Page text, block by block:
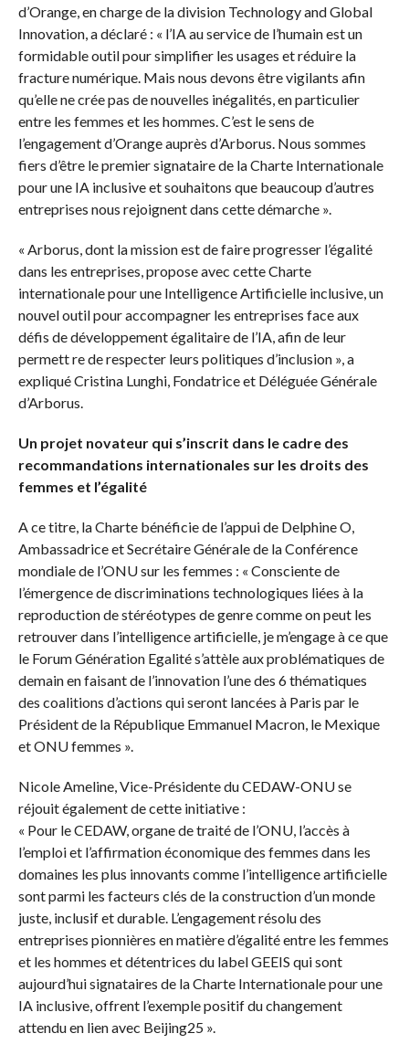
d’Orange, en charge de la division Technology and Global
Innovation, a déclaré : « l’IA au service de l’humain est un
formidable outil pour simplifier les usages et réduire la
fracture numérique. Mais nous devons être vigilants afin
qu’elle ne crée pas de nouvelles inégalités, en particulier
entre les femmes et les hommes. C’est le sens de
l’engagement d’Orange auprès d’Arborus. Nous sommes
fiers d’être le premier signataire de la Charte Internationale
pour une IA inclusive et souhaitons que beaucoup d’autres
entreprises nous rejoignent dans cette démarche ».
« Arborus, dont la mission est de faire progresser l’égalité
dans les entreprises, propose avec cette Charte
internationale pour une Intelligence Artificielle inclusive, un
nouvel outil pour accompagner les entreprises face aux
défis de développement égalitaire de l’IA, afin de leur
permett re de respecter leurs politiques d’inclusion », a
expliqué Cristina Lunghi, Fondatrice et Déléguée Générale
d’Arborus.
Un projet novateur qui s’inscrit dans le cadre des
recommandations internationales sur les droits des
femmes et l’égalité
A ce titre, la Charte bénéficie de l’appui de Delphine O,
Ambassadrice et Secrétaire Générale de la Conférence
mondiale de l’ONU sur les femmes : « Consciente de
l’émergence de discriminations technologiques liées à la
reproduction de stéréotypes de genre comme on peut les
retrouver dans l’intelligence artificielle, je m’engage à ce que
le Forum Génération Egalité s’attèle aux problématiques de
demain en faisant de l’innovation l’une des 6 thématiques
des coalitions d’actions qui seront lancées à Paris par le
Président de la République Emmanuel Macron, le Mexique
et ONU femmes ».
Nicole Ameline, Vice-Présidente du CEDAW-ONU se
réjouit également de cette initiative :
« Pour le CEDAW, organe de traité de l’ONU, l’accès à
l’emploi et l’affirmation économique des femmes dans les
domaines les plus innovants comme l’intelligence artificielle
sont parmi les facteurs clés de la construction d’un monde
juste, inclusif et durable. L’engagement résolu des
entreprises pionnières en matière d’égalité entre les femmes
et les hommes et détentrices du label GEEIS qui sont
aujourd’hui signataires de la Charte Internationale pour une
IA inclusive, offrent l’exemple positif du changement
attendu en lien avec Beijing25 ».